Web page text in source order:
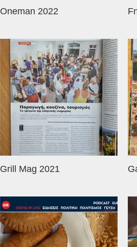
Oneman 2022
Grill Mag 2021